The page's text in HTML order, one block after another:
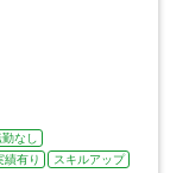
なし
績有り
スキルアップ